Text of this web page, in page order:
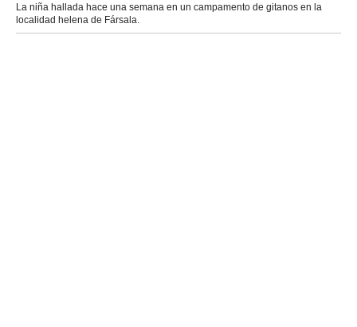
La niña hallada hace una semana en un campamento de gitanos en la
localidad helena de Fársala.